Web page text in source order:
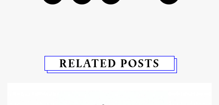
RELATED POSTS